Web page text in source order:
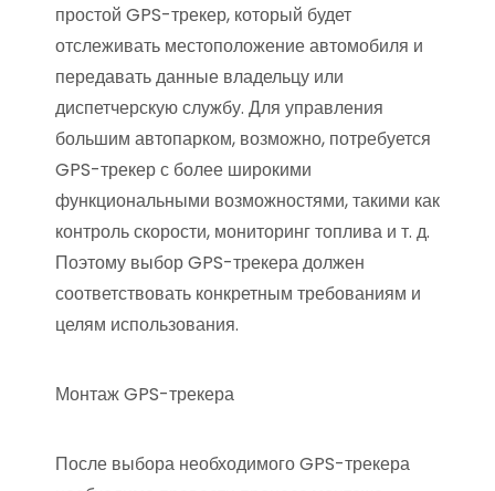
простой GPS-трекер, который будет
отслеживать местоположение автомобиля и
передавать данные владельцу или
диспетчерскую службу. Для управления
большим автопарком, возможно, потребуется
GPS-трекер с более широкими
функциональными возможностями, такими как
контроль скорости, мониторинг топлива и т. д.
Поэтому выбор GPS-трекера должен
соответствовать конкретным требованиям и
целям использования.
Монтаж GPS-трекера
После выбора необходимого GPS-трекера